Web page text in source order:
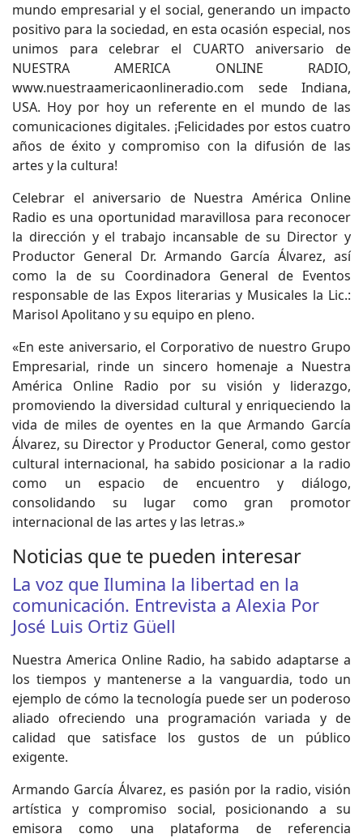
mundo empresarial y el social, generando un impacto
positivo para la sociedad, en esta ocasión especial, nos
unimos para celebrar el CUARTO aniversario de
NUESTRA AMERICA ONLINE RADIO,
www.nuestraamericaonlineradio.com sede Indiana,
USA. Hoy por hoy un referente en el mundo de las
comunicaciones digitales. ¡Felicidades por estos cuatro
años de éxito y compromiso con la difusión de las
artes y la cultura!
Celebrar el aniversario de Nuestra América Online
Radio es una oportunidad maravillosa para reconocer
la dirección y el trabajo incansable de su Director y
Productor General Dr. Armando García Álvarez, así
como la de su Coordinadora General de Eventos
responsable de las Expos literarias y Musicales la Lic.:
Marisol Apolitano y su equipo en pleno.
«En este aniversario, el Corporativo de nuestro Grupo
Empresarial, rinde un sincero homenaje a Nuestra
América Online Radio por su visión y liderazgo,
promoviendo la diversidad cultural y enriqueciendo la
vida de miles de oyentes en la que Armando García
Álvarez, su Director y Productor General, como gestor
cultural internacional, ha sabido posicionar a la radio
como un espacio de encuentro y diálogo,
consolidando su lugar como gran promotor
internacional de las artes y las letras.»
Noticias que te pueden interesar
La voz que Ilumina la libertad en la
comunicación. Entrevista a Alexia Por
José Luis Ortiz Güell
Nuestra America Online Radio, ha sabido adaptarse a
los tiempos y mantenerse a la vanguardia, todo un
ejemplo de cómo la tecnología puede ser un poderoso
aliado ofreciendo una programación variada y de
calidad que satisface los gustos de un público
exigente.
Armando García Álvarez, es pasión por la radio, visión
artística y compromiso social, posicionando a su
emisora como una plataforma de referencia